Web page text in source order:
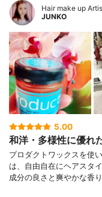
Hair make up
JUNKO
5.00
和洋・多様性に優れ
プロダクトワックスを使
は、自由自在にヘアスタ
成分の良さと爽やかな香